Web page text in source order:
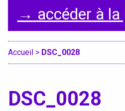
Graphisme, médias,
Espace, Usages,
Textile, territoires,
→ accéder à la
Accueil > DSC_0028
DSC_0028